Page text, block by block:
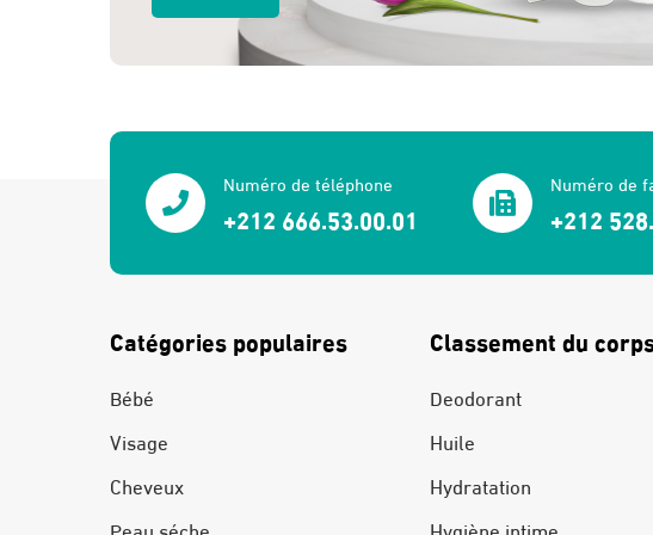
Numéro de téléphone
+212 666.53.00.01
Numéro de
+212
Catégories populaires
Bébé
Visage
Cheveux
Classement du
Deodorant
Huile
Hydratation